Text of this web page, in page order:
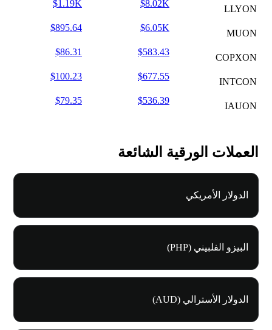
LLYON
$8.02K
$1.19K
MUON
$6.05K
$895.64
COPXON
$583.43
$86.31
INTCON
$677.55
$100.23
IAUON
$536.39
$79.35
العملات الورقية الشائعة
الدولار الأمريكي
البيزو الفلبيني (PHP)
الدولار الأسترالي (AUD)